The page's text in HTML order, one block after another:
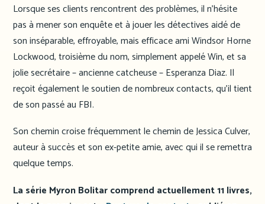
Lorsque ses clients rencontrent des problèmes, il n’hésite
pas à mener son enquête et à jouer les détectives aidé de
son inséparable, effroyable, mais efficace ami Windsor Horne
Lockwood, troisième du nom, simplement appelé Win, et sa
jolie secrétaire – ancienne catcheuse – Esperanza Diaz. Il
reçoit également le soutien de nombreux contacts, qu’il tient
de son passé au FBI.
Son chemin croise fréquemment le chemin de Jessica Culver,
auteur à succès et son ex-petite amie, avec qui il se remettra
quelque temps.
La série Myron Bolitar comprend actuellement 11 livres,